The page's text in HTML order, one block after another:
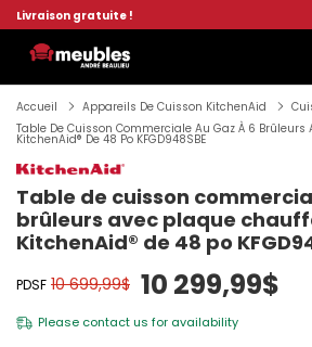
Livraison gratuite !
Accueil Appareils De Cuisson KitchenAid
Table De Cuisson Commerciale Au Gaz À 6
KitchenAid® De 48 Po KFGD948SBE
Table de cuisson
brûleurs avec plaque
KitchenAid® de 48 po
PDSF 10 699,99$ 10 299,99$
Please contact us for availability